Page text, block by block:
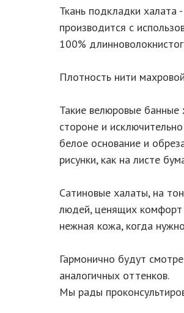
Ткань подкладки
производится с
100%
Плотность нити
Такие велюровые
стороне и
белое основание и
рисунки, как на листе
Сатиновые халаты, на
людей, ценящих комфорт
нежная кожа, когда
Гармонично будут
аналогичных оттенков.
Мы рады